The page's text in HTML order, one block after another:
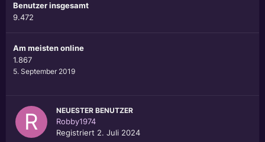
Benutzer insgesamt
9.472
Am meisten online
1.867
5. September 2019
NEUESTER BENUTZER
Robby1974
Registriert 2. Juli 2024